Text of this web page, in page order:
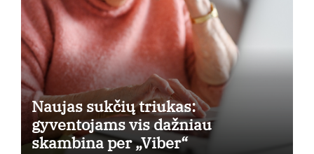
Naujas sukčių triukas:
gyventojams vis dažniau
skambina per „Viber“